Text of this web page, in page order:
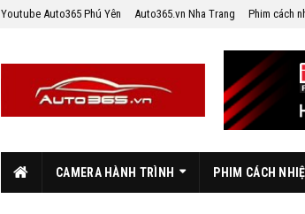
Youtube Auto365 Phú Yên Auto365.vn Nha Trang Phim cách
CAMERA HÀNH TRÌNH PHIM CÁCH